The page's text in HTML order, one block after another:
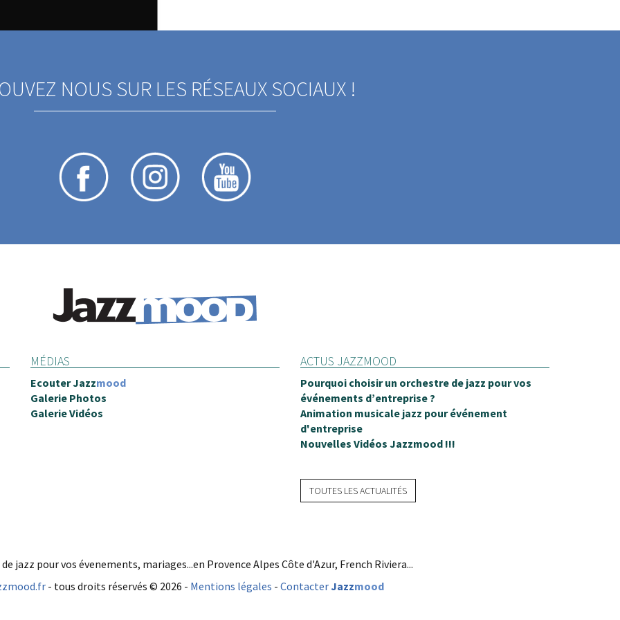
NOUS SUR LES RÉSEAUX SOCIAUX !
MÉDIAS
EcouterJazzmood
Galerie Photos
Galerie Vidéos
ACTUS JAZZMOOD
Pourquoi choisir un orchestre de jazz pour vos
événements d’entreprise ?
Animation musicale jazz pour événement
d'entreprise
Nouvelles Vidéos Jazzmood !!!
TOUTES LES ACTUALITÉS
jazz pour vos évenements, mariages...en Provence Alpes Côte d'Azur, French Riviera...
- tous droits réservés © 2026 - Mentions légales - ContacterJazzmood